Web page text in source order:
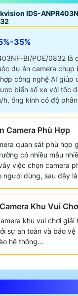
IDS-
35%
BI/POE/0832 là
dự án camera chụp
công nghệ AI giúp
biển số xe với tốc
h, ống kính có độ
Camera Phù Hợp
quan sát phù hợp
có nhiều mẫu
việc chọn camera
người dùng, sau đây
Khu Vui
khu vui chơi giải
sự an toàn và bảo
hệ thống...